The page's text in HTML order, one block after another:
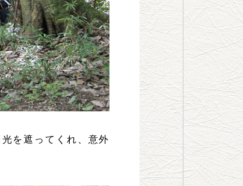
を遮ってくれ、意外